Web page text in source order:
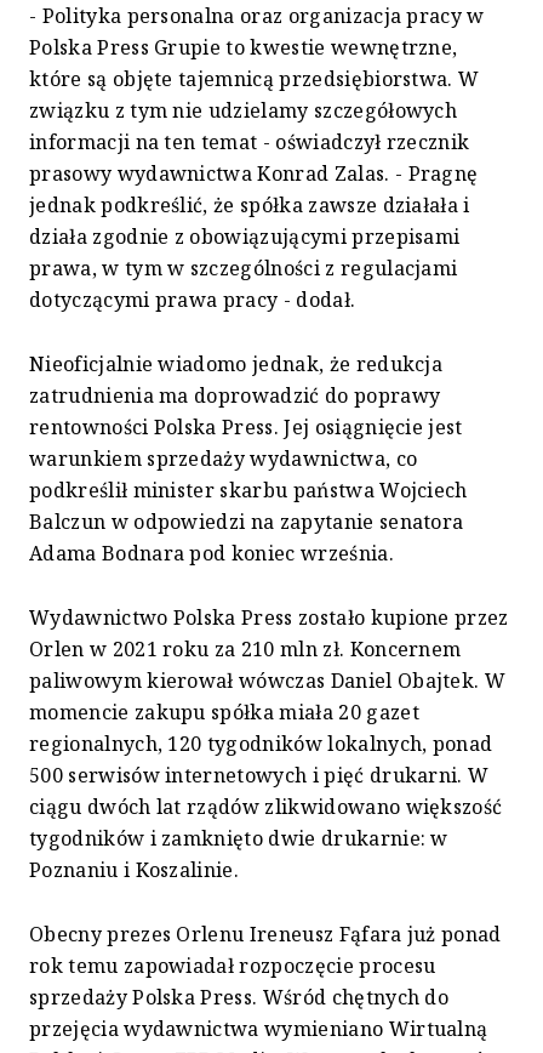
- Polityka personalna oraz organizacja pracy w
Polska Press Grupie to kwestie wewnętrzne,
które są objęte tajemnicą przedsiębiorstwa. W
związku z tym nie udzielamy szczegółowych
informacji na ten temat - oświadczył rzecznik
prasowy wydawnictwa Konrad Zalas. - Pragnę
jednak podkreślić, że spółka zawsze działała i
działa zgodnie z obowiązującymi przepisami
prawa, w tym w szczególności z regulacjami
dotyczącymi prawa pracy - dodał.
Nieoficjalnie wiadomo jednak, że redukcja
zatrudnienia ma doprowadzić do poprawy
rentowności Polska Press. Jej osiągnięcie jest
warunkiem sprzedaży wydawnictwa, co
podkreślił minister skarbu państwa Wojciech
Balczun w odpowiedzi na zapytanie senatora
Adama Bodnara pod koniec września.
Wydawnictwo Polska Press zostało kupione przez
Orlen w 2021 roku za 210 mln zł. Koncernem
paliwowym kierował wówczas Daniel Obajtek. W
momencie zakupu spółka miała 20 gazet
regionalnych, 120 tygodników lokalnych, ponad
500 serwisów internetowych i pięć drukarni. W
ciągu dwóch lat rządów zlikwidowano większość
tygodników i zamknięto dwie drukarnie: w
Poznaniu i Koszalinie.
Obecny prezes Orlenu Ireneusz Fąfara już ponad
rok temu zapowiadał rozpoczęcie procesu
sprzedaży Polska Press. Wśród chętnych do
przejęcia wydawnictwa wymieniano Wirtualną